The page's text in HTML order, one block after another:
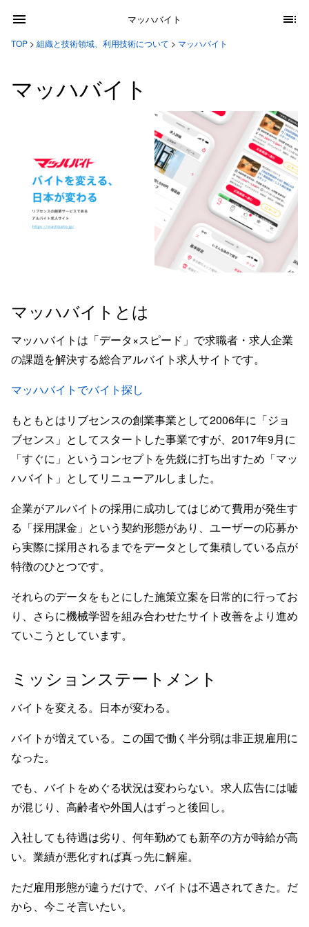
マッハバイト
TOP > 組織と技術領域、利用技術について > マッハバイト
マッハバイト
マッハバイトとは
マッハバイトは「データ×スピード」で求職者・求人企業
の課題を解決する総合アルバイト求人サイトです。
マッハバイトでバイト探し
もともとはリブセンスの創業事業として2006年に「ジョ
ブセンス」としてスタートした事業ですが、2017年9月に
「すぐに」というコンセプトを先鋭に打ち出すため「マッ
ハバイト」としてリニューアルしました。
企業がアルバイトの採用に成功してはじめて費用が発生す
る「採用課金」という契約形態があり、ユーザーの応募か
ら実際に採用されるまでをデータとして集積している点が
特徴のひとつです。
それらのデータをもとにした施策立案を日常的に行ってお
り、さらに機械学習を組み合わせたサイト改善をより進め
ていこうとしています。
ミッションステートメント
バイトを変える。日本が変わる。
バイトが増えている。この国で働く半分弱は非正規雇用に
なった。
でも、バイトをめぐる状況は変わらない。求人広告には嘘
が混じり、高齢者や外国人はずっと後回し。
入社しても待遇は劣り、何年勤めても新卒の方が時給が高
い。業績が悪化すれば真っ先に解雇。
ただ雇用形態が違うだけで、バイトは不遇されてきた。だ
から、今こそ言いたい。